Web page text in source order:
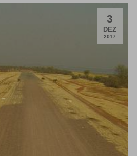
3
DEZ.
2017